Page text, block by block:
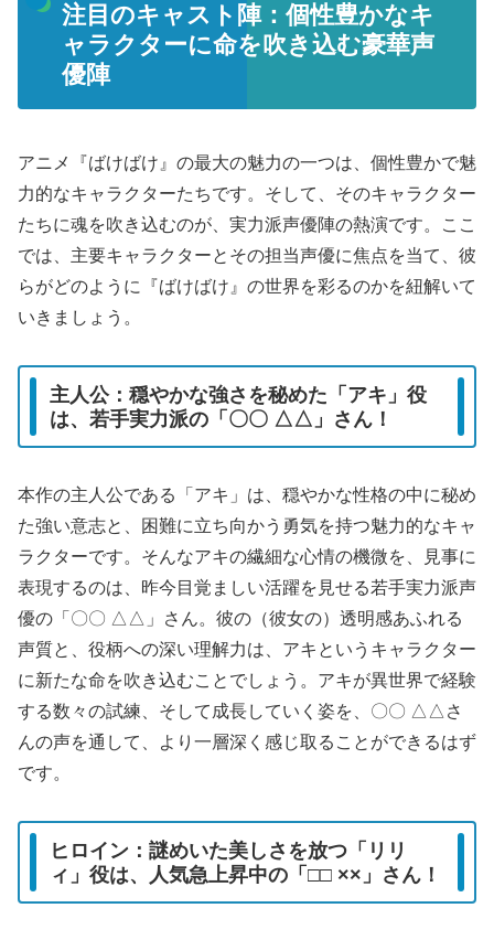
注目のキャスト陣：個性豊かなキ
ャラクターに命を吹き込む豪華声
優陣
アニメ『ばけばけ』の最大の魅力の一つは、個性豊かで魅
力的なキャラクターたちです。そして、そのキャラクター
たちに魂を吹き込むのが、実力派声優陣の熱演です。ここ
では、主要キャラクターとその担当声優に焦点を当て、彼
らがどのように『ばけばけ』の世界を彩るのかを紐解いて
いきましょう。
主人公：穏やかな強さを秘めた「アキ」役
は、若手実力派の「〇〇 △△」さん！
本作の主人公である「アキ」は、穏やかな性格の中に秘め
た強い意志と、困難に立ち向かう勇気を持つ魅力的なキャ
ラクターです。そんなアキの繊細な心情の機微を、見事に
表現するのは、昨今目覚ましい活躍を見せる若手実力派声
優の「〇〇 △△」さん。彼の（彼女の）透明感あふれる
声質と、役柄への深い理解力は、アキというキャラクター
に新たな命を吹き込むことでしょう。アキが異世界で経験
する数々の試練、そして成長していく姿を、〇〇 △△さ
んの声を通して、より一層深く感じ取ることができるはず
です。
ヒロイン：謎めいた美しさを放つ「リリ
ィ」役は、人気急上昇中の「□□ ××」さん！